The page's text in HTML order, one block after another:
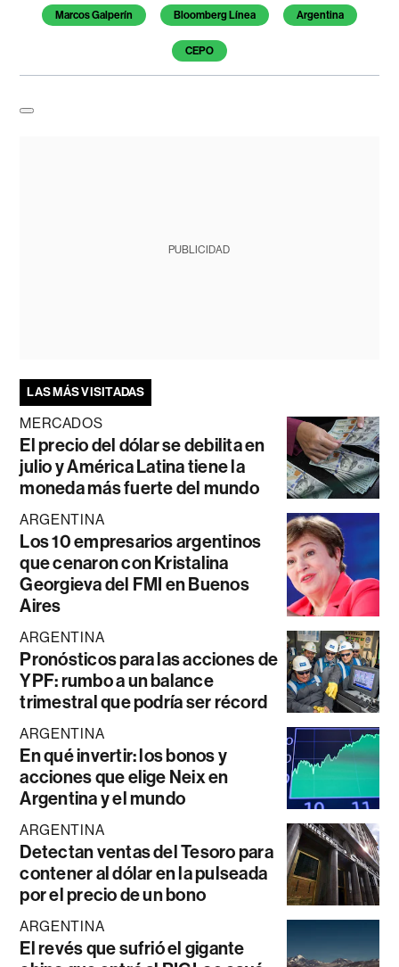
Temas de este artículo
Marcos Galperín Bloomberg Línea Argentina
CEPO
PUBLICIDAD
LAS MÁS VISITADAS
MERCADOS
El precio del dólar se debilita en
julio y América Latina tiene la
moneda más fuerte del mundo
ARGENTINA
Los 10 empresarios argentinos
que cenaron con Kristalina
Georgieva del FMI en Buenos
Aires
ARGENTINA
Pronósticos para las acciones de
YPF: rumbo a un balance
trimestral que podría ser récord
ARGENTINA
En qué invertir: los bonos y
acciones que elige Neix en
Argentina y el mundo
ARGENTINA
Detectan ventas del Tesoro para
contener al dólar en la pulseada
por el precio de un bono
ARGENTINA
El revés que sufrió el gigante